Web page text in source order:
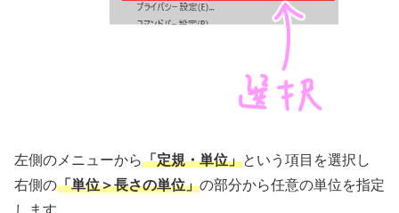
左側のメニューから「定規・単位」という項目を選択し
右側の「単位＞長さの単位」の部分から任意の単位を指定
します